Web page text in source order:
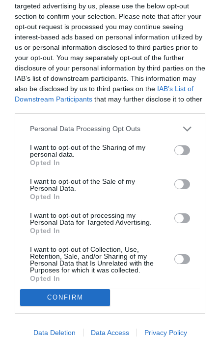
targeted advertising by us, please use the below opt-out
section to confirm your selection. Please note that after your
opt-out request is processed you may continue seeing
interest-based ads based on personal information utilized by
us or personal information disclosed to third parties prior to
your opt-out. You may separately opt-out of the further
disclosure of your personal information by third parties on the
IAB’s list of downstream participants. This information may
also be disclosed by us to third parties on the IAB’s List of
Downstream Participants that may further disclose it to other
Personal Data Processing Opt Outs
I want to opt-out of the Sharing of my
personal data.
Opted In
I want to opt-out of the Sale of my
Personal Data.
Opted In
I want to opt-out of processing my
Personal Data for Targeted Advertising.
Opted In
I want to opt-out of Collection, Use,
Retention, Sale, and/or Sharing of my
Personal Data that Is Unrelated with the
Purposes for which it was collected.
Opted In
CONFIRM
Data Deletion Data Access Privacy Policy
LAISSER UN COMMENTAIRE
FAIRE UN DON
Appel aux lecteurs !
Soutenez Air Journal participezà son
développement !
NOUS SOUTENIR
DERNIERS COMMENTAIRES
Kylea commenté l'article :
SWISS : la rentabilité relance le débat sur son
autonomie au sein de Lufthansa Group
a commenté l'article :